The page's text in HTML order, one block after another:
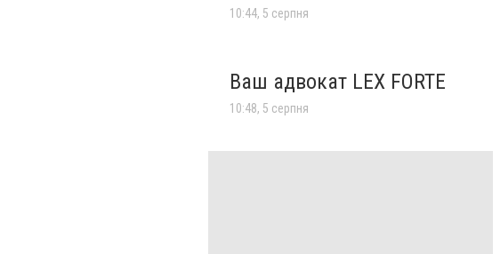
10:44, 5 серпня
Ваш адвокат LEX FORTE
10:48, 5 серпня